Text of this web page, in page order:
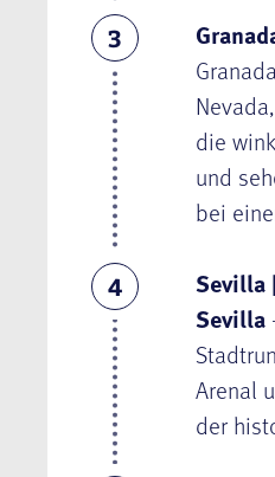
3
die
und
bei
4
Sevilla
Sevilla
Arenal
der